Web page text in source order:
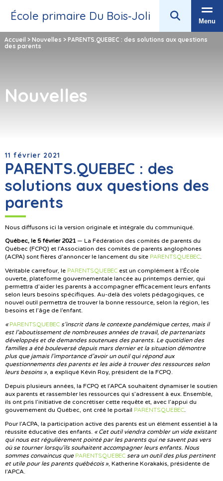
École primaire Du Bois‑Joli Menu
Accueil > Nouvelles > PARENTS.QUEBEC : des solutions aux questions
des parents
Nouvelles
11 février 2021
PARENTS.QUEBEC : des
solutions aux questions des
parents
Nous diffusons ici la version originale et intégrale du communiqué.
Québec, le 5 février 2021 — La Fédération des comités de parents du
Québec (FCPQ) et l’Association des comités de parents anglophones
(ACPA) sont fières d’annoncer le lancement du site PARENTS.QUEBEC.
Véritable carrefour, le PARENTS.QUEBEC est un complément à l’École
ouverte, plateforme gouvernementale lancée au printemps dernier, qui
permettra d’aider les parents à accompagner efficacement leurs enfants
selon leurs besoins spécifiques. Au-delà des volets pédagogiques, ce
nouvel outil permettra de trouver la bonne ressource, selon la région, les
besoins et l’âge de l’enfant.
« PARENTS.QUEBEC s’inscrit dans le contexte pandémique certes, mais il
est l’aboutissement de nombreuses années de travail, de partenariats
développés et de demandes soutenues des parents. Le quotidien des
familles a été bouleversé depuis mars dernier et la situation démontre
plus que jamais l’importance d’avoir un outil qui répond aux
questionnements des parents et les aide à trouver des ressources selon
leurs besoins », a expliqué Kévin Roy, président de la FCPQ.
Depuis plusieurs années, la FCPQ et l’APCA souhaitent dynamiser le soutien
aux parents et rassembler les ressources qui s’adressent à eux. Ensemble,
ils ont pris l’initiative de concrétiser cette requête et, avec l’appui du
gouvernement du Québec, ont créé le portail PARENTS.QUEBEC.
Pour l’ACPA, la participation active des parents est un élément essentiel à la
réussite éducative des enfants. « Cet outil viendra combler un vide existant
qui nous est régulièrement pointé par les parents qui ne savent pas vers
où se tourner lorsqu’ils souhaitent accompagner leurs enfants. Nous
sommes convaincus que PARENTS.QUEBEC sera un outil des plus pertinent
et utile pour les parents québécois », Katherine Korakakis, présidente de
l’APCA.